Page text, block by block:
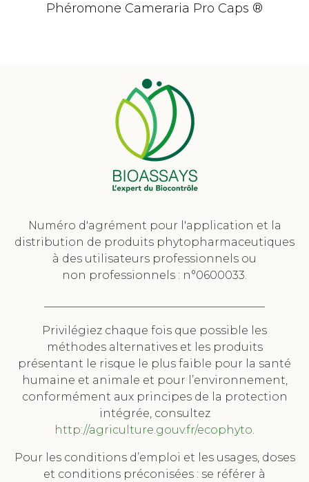
Phéromone Cameraria Pro Caps ®
Numéro d'agrément pour l'application et la
distribution de produits phytopharmaceutiques
à des utilisateurs professionnels ou
non professionnels : n°0600033.
Privilégiez chaque fois que possible les
méthodes alternatives et les produits
présentant le risque le plus faible pour la santé
humaine et animale et pour l’environnement,
conformément aux principes de la protection
intégrée, consultez
http://agriculture.gouv.fr/ecophyto.
Pour les conditions d’emploi et les usages, doses
et conditions préconisées : se référer à